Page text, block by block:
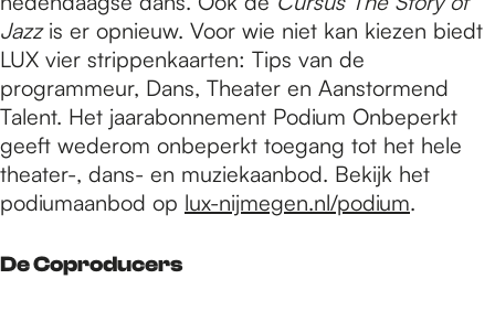
Jazzis er opnieuw. Voor wie niet kan kiezen biedt
LUX vier strippenkaarten: Tips van de
programmeur, Dans, Theater en Aanstormend
Talent. Het jaarabonnement Podium Onbeperkt
geeft wederom onbeperkt toegang tot het hele
theater-, dans- en muziekaanbod. Bekijk het
podiumaanbod op lux-nijmegen.nl/podium.
De Coproducers